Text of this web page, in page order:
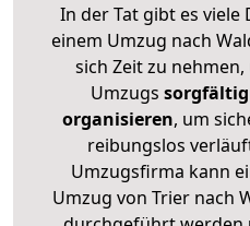
In der Tat gibt es viele
einem Umzug nach
sich Zeit zu
Umzugs sorgfältig
organisieren, um
reibungslos
Umzugsfirma kann
Umzug von Trier nach